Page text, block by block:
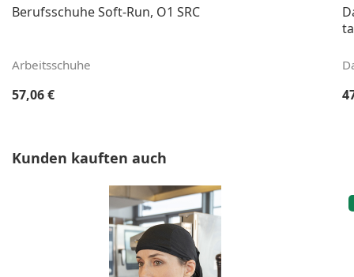
Berufsschuhe Soft-Run, O1 SRC
Arbeitsschuhe
Regulärer Preis:
57,06 €
Produktgalerie überspringen
Kunden kauften auch